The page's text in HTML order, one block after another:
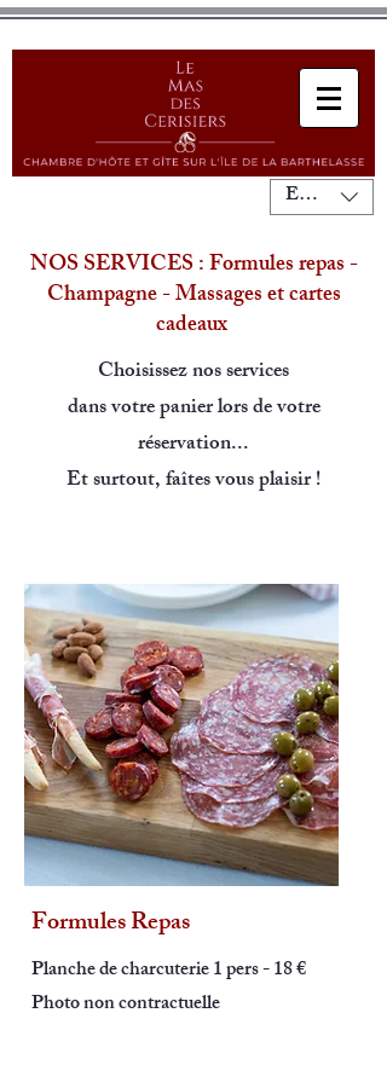
EUR (€)
NOS SERVICES : Formules repas -
Champagne - Massages et cartes
cadeaux
Choisissez nos services
dans votre panier lors de votre
réservation...
Et surtout, faîtes vous plaisir !
Formules Repas
Planche de charcuterie 1 pers - 18 €
Photo non contractuelle